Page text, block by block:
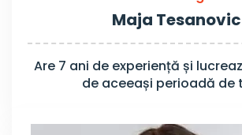
Maja Tesanovic
Are 7 ani de experiență și
de aceeași perioadă de